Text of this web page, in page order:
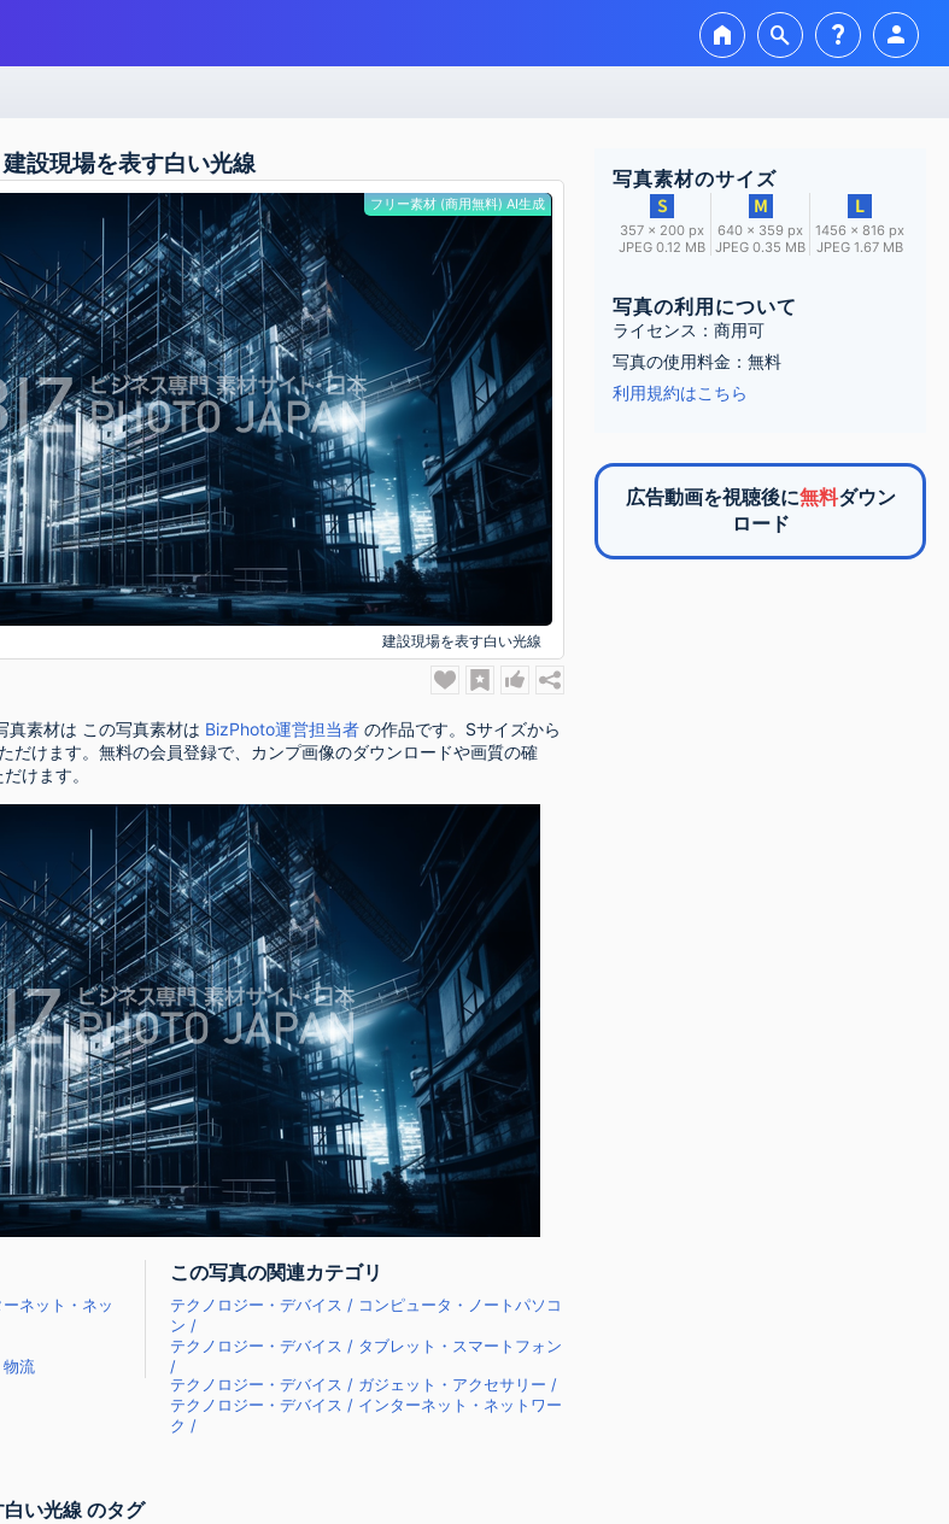
home search question_mark person
設現場を表す白い光線
フリー素材 (商用無料) AI生成
建設現場を表す白い光線
真素材は この写真素材は BizPhoto運営担当者 の作品です。Sサイズから
だけます。無料の会員登録で、カンプ画像のダウンロードや画質の確
けます。
ネット・ネッ
物流
この写真の関連カテゴリ
テクノロジー・デバイス / コンピュータ・ノートパソコ
ン /
テクノロジー・デバイス / タブレット・スマートフォン
/
テクノロジー・デバイス / ガジェット・アクセサリー /
テクノロジー・デバイス / インターネット・ネットワー
ク /
い光線 のタグ
写真素材のサイズ
357 × 200 px
JPEG 0.12 MB
640 × 359 px
JPEG 0.35 MB
1456 × 816 px
JPEG 1.67 MB
写真の利用について
ライセンス：商用可
写真の使用料金：無料
利用規約はこちら
広告動画を視聴後に無料ダウン
ロード